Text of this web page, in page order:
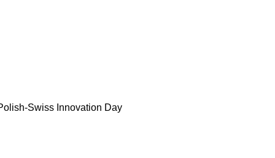
Swiss Innovation Day